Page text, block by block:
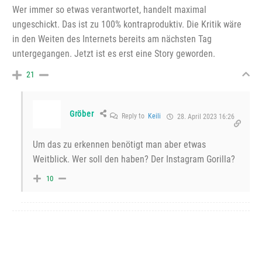
Wer immer so etwas verantwortet, handelt maximal
ungeschickt. Das ist zu 100% kontraproduktiv. Die Kritik wäre
in den Weiten des Internets bereits am nächsten Tag
untergegangen. Jetzt ist es erst eine Story geworden.
21
Gröber Reply to Keili 28. April 2023 16:26
Um das zu erkennen benötigt man aber etwas
Weitblick. Wer soll den haben? Der Instagram Gorilla?
10